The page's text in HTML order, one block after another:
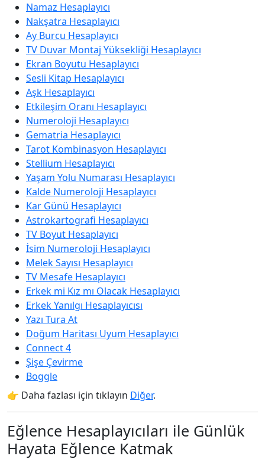
Namaz Hesaplayıcı
Nakşatra Hesaplayıcı
Ay Burcu Hesaplayıcı
TV Duvar Montaj Yüksekliği Hesaplayıcı
Ekran Boyutu Hesaplayıcı
Sesli Kitap Hesaplayıcı
Aşk Hesaplayıcı
Etkileşim Oranı Hesaplayıcı
Numeroloji Hesaplayıcı
Gematria Hesaplayıcı
Tarot Kombinasyon Hesaplayıcı
Stellium Hesaplayıcı
Yaşam Yolu Numarası Hesaplayıcı
Kalde Numeroloji Hesaplayıcı
Kar Günü Hesaplayıcı
Astrokartografi Hesaplayıcı
TV Boyut Hesaplayıcı
İsim Numeroloji Hesaplayıcı
Melek Sayısı Hesaplayıcı
TV Mesafe Hesaplayıcı
Erkek mi Kız mı Olacak Hesaplayıcı
Erkek Yanılgı Hesaplayıcısı
Yazı Tura At
Doğum Haritası Uyum Hesaplayıcı
Connect 4
Şişe Çevirme
Boggle
👉 Daha fazlası için tıklayın Diğer.
Eğlence Hesaplayıcıları ile Günlük
Hayata Eğlence Katmak